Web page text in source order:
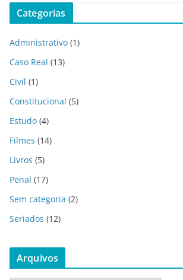
Categorias
Administrativo (1)
Caso Real (13)
Civil (1)
Constitucional (5)
Estudo (4)
Filmes (14)
Livros (5)
Penal (17)
Sem categoria (2)
Seriados (12)
Arquivos